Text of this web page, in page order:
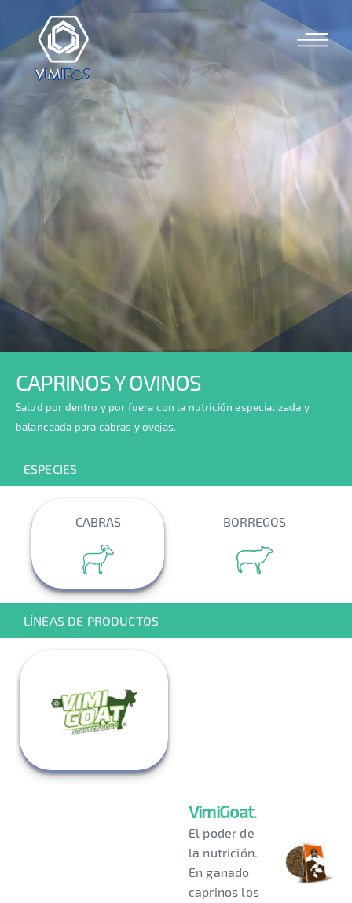
CAPRINOS Y OVINOS
Salud por dentro y por fuera con la nutrición especializada y
balanceada para cabras y ovejas.
ESPECIES
CABRAS BORREGOS
LÍNEAS DE PRODUCTOS
VimiGoat.
El poder de
la nutrición.
En ganado
caprinos los